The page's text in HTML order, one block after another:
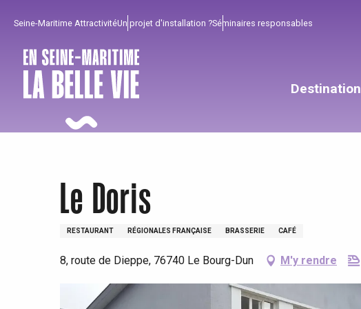
principal
Seine-Maritime AttractivitéUn projet d'installation ?Séminaires responsables
Destination
Pour profiter
Incontournables
Bien de chez nous !
Le Doris
RESTAURANT RÉGIONALES FRANÇAISE BRASSERIE CAFÉ
8, route de Dieppe, 76740 Le Bourg-Dun M'y rendre